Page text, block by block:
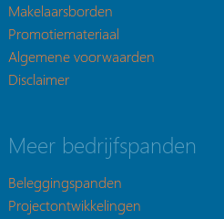
Makelaarsborden
Promotiemateriaal
Algemene voorwaarden
Disclaimer
Meer bedrijfspanden
Beleggingspanden
Projectontwikkelingen